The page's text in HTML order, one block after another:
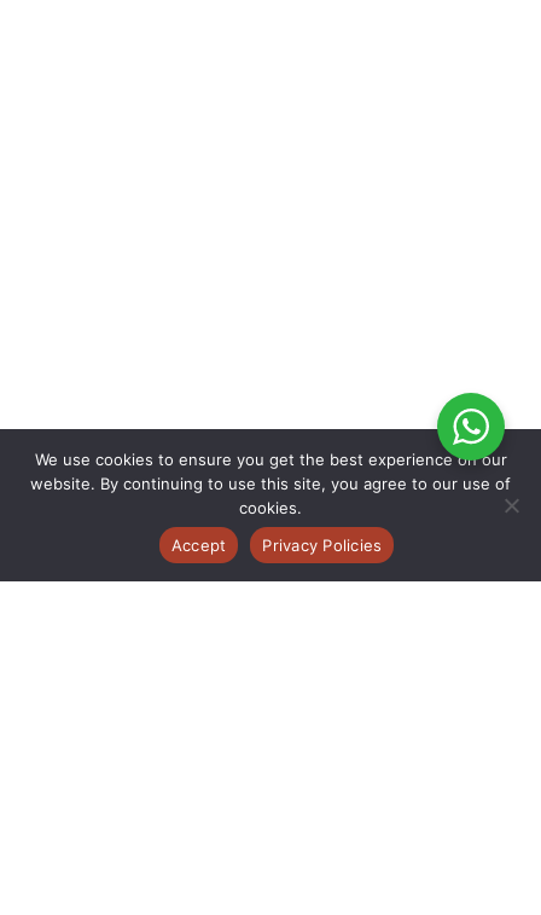
We use cookies to ensure you get the best experience on our
website. By continuing to use this site, you agree to our use of
cookies.
Accept
Privacy Policies